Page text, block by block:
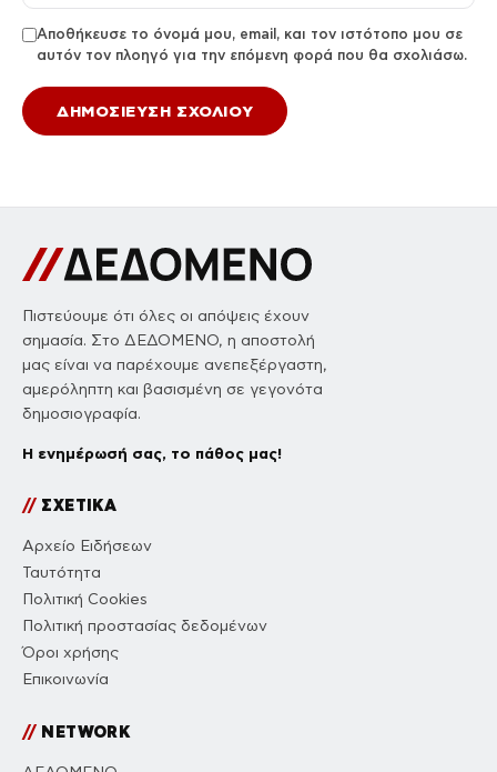
Αποθήκευσε το όνομά μου, email, και τον ιστότοπο μου σε
αυτόν τον πλοηγό για την επόμενη φορά που θα σχολιάσω.
Πιστεύουμε ότι όλες οι απόψεις έχουν
σημασία. Στο ΔΕΔΟΜΕΝΟ, η αποστολή
μας είναι να παρέχουμε ανεπεξέργαστη,
αμερόληπτη και βασισμένη σε γεγονότα
δημοσιογραφία.
Η ενημέρωσή σας, το πάθος μας!
//ΣΧΕΤΙΚΑ
Αρχείο Ειδήσεων
Ταυτότητα
Πολιτική Cookies
Πολιτική προστασίας δεδομένων
Όροι χρήσης
Επικοινωνία
//NETWORK